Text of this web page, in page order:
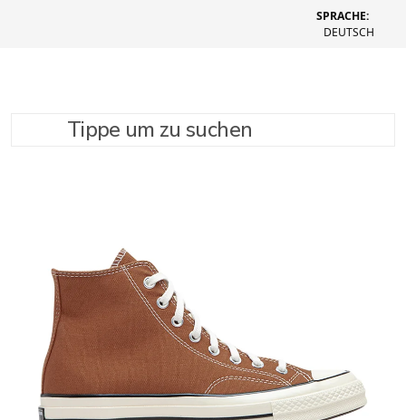
SPRACHE:
DEUTSCH
Tippe um zu suchen